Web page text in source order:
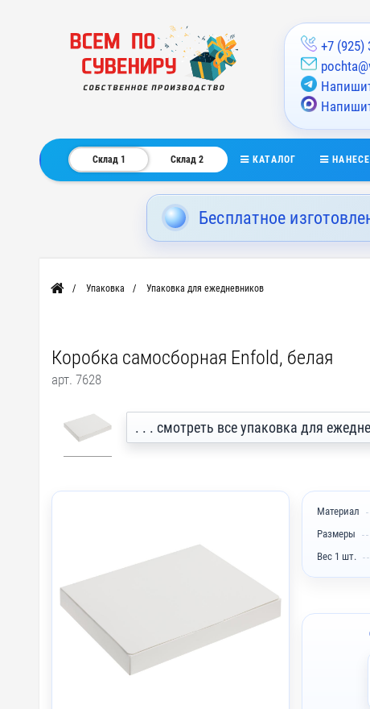
+7 (925)
Склад 1 Склад 2 КАТАЛОГ
Бесплатное
Главная Упаковка Упаковка для ежедневников
Коробка самосборная Enfold, белая
арт. 7628
. . . смотреть все упаковка для
Материал
Размеры
Вес 1 шт.